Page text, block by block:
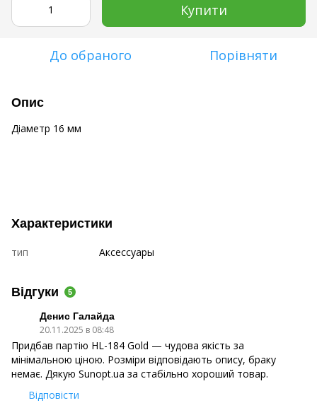
Купити
До обраного Порівняти
Опис
Діаметр 16 мм
Характеристики
тип Аксессуары
Відгуки 5
Денис Галайда
20.11.2025 в 08:48
Придбав партію HL-184 Gold — чудова якість за
мінімальною ціною. Розміри відповідають опису, браку
немає. Дякую Sunopt.ua за стабільно хороший товар.
Відповісти